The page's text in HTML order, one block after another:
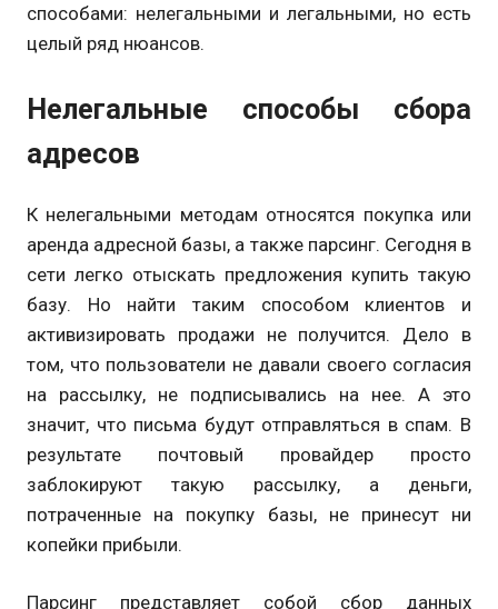
способами: нелегальными и легальными, но есть
целый ряд нюансов.
Нелегальные способы сбора
адресов
К нелегальными методам относятся покупка или
аренда адресной базы, а также парсинг. Сегодня в
сети легко отыскать предложения купить такую
базу. Но найти таким способом клиентов и
активизировать продажи не получится. Дело в
том, что пользователи не давали своего согласия
на рассылку, не подписывались на нее. А это
значит, что письма будут отправляться в спам. В
результате почтовый провайдер просто
заблокируют такую рассылку, а деньги,
потраченные на покупку базы, не принесут ни
копейки прибыли.
Парсинг представляет собой сбор данных